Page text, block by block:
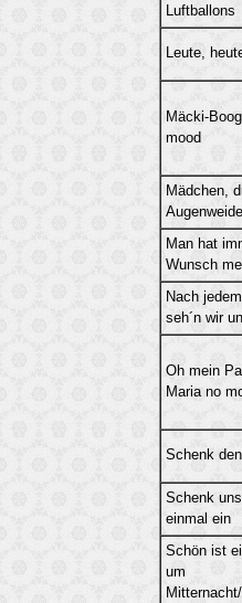
Luftballons
Leute,
Mäcki-
mood
Mädchen,
Augenweide
Man hat
Wunsch
Nach
seh´n wir
Oh mein
Maria no
Schenk
Schenk
einmal ein
Schön ist
um